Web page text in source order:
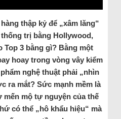
thập kỷ để „xâm lăng“
trị bằng Hollywood,
Top 3 bằng gì? Bằng một
hoay trong vòng vây kiểm
nghệ thuật phải „nhìn
ra mắt? Sức mạnh mềm là
mộ tự nguyện của thế
có thể „hô khẩu hiệu“ mà